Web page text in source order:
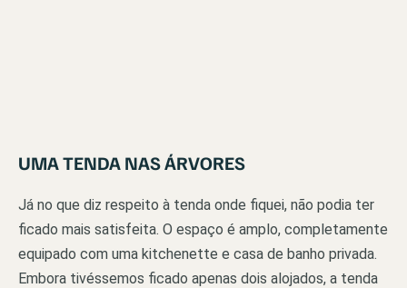
UMA TENDA NAS ÁRVORES
Já no que diz respeito à tenda onde fiquei, não podia ter
ficado mais satisfeita. O espaço é amplo, completamente
equipado com uma kitchenette e casa de banho privada.
Embora tivéssemos ficado apenas dois alojados, a tenda